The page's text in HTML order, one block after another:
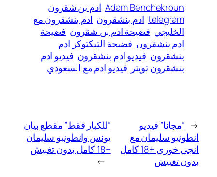
Adam Benchekroun ادم بن شقرون
telegram ادم بنشقرون ادم بنشقرون مع
الخليجي فضيحة ادم بن شقرون فضيحة
ادم بنشقرون فضيحة التيكتوكر ادم
بنشقرون فيديو ادم بنشقرون فيديو ادم
بنشقرون تويتر فيديو ادم مع السعودي
← “مجانا” فيديو
انطونيو سليمان مع
انجي خوري +18 كامل
بدون تغبيش
“للكبار فقط” مقطع بيان
يونس وانطونيو سليمان
+18 كامل بدون تغبيش
→